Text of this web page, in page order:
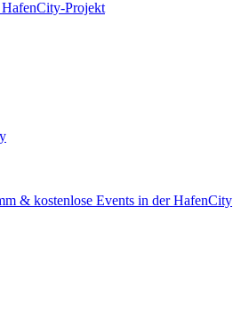
Projekt
& kostenlose Events in der HafenCity